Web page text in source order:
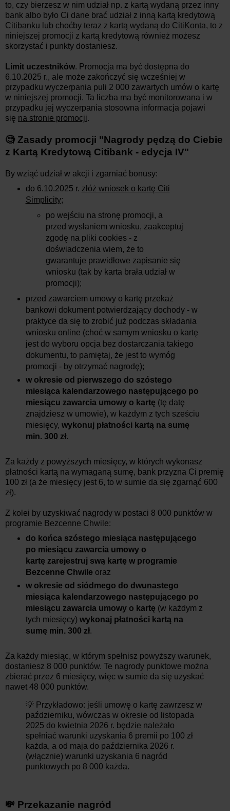
to, czy bierzesz w nim udział np. z kartą wydaną przez inny
bank albo było Ci dane brać udział z inną kartą kredytową
Citibanku lub choćby teraz z kartą wydaną do CitiKonta, to z
niniejszej promocji z kartą kredytową również możesz
skorzystać i punkty dostaniesz.
Limit uczestników. Promocja ma być dostępna do
6.10.2025 r., ale może zakończyć się wcześniej w
przypadku wyczerpania puli 2 000 zawartych umów o kartę
w niniejszej promocji. Ta liczba ma być monitorowana i w
przypadku jej wyczerpania stosowna informacja pojawi
się na stronie promocji.
🧐 Zasady promocji "Nagrody pędzą do Ciebie
z Kartą Kredytową Citibank - edycja IV"
By wziąć udział w akcji i zgarniać bonusy:
do 6.10.2025 r. złóż wniosek o kartę Citi
Simplicity;
po wejściu na stronę promocji, a
przed wysłaniem wniosku, zaakceptuj
zgodę na pliki cookies - z
doświadczenia wiem, że to
gwarantuje prawidłowe zapisanie się
wniosku (tak by karta brała udział w
promocji);
przed zawarciem umowy o kartę przekaż
bankowi dokument potwierdzający dochody - w
praktyce da się to zrobić już podczas składania
wniosku online (choć w samym wniosku o kartę
jest do wyboru opcja bez dostarczania takiego
dokumentu, to pamiętaj, że jest to wymóg
promocji - by otrzymać nagrodę);
w okresie od pierwszego do szóstego
miesiąca kalendarzowego następującego po
miesiącu zawarcia umowy o kartę (tę datę
znajdziesz w umowie), w każdym z tych sześciu
miesięcy, wykonuj płatności kartą na sumę
min. 300 zł.
Za każdy z powyższych miesięcy, w których wykonasz
płatności kartą na wymaganą sumę, bank przyzna Ci premię
100 zł (a że miesięcy jest 6, to w sumie da się zgarnąć 600
zł).
Z kolei by uzyskiwać nagrody w postaci 8 000 punktów w
programie Bezcenne Chwile:
do końca szóstego miesiąca następującego
po miesiącu zawarcia umowy o
kartę zarejestruj swą kartę w programie
Bezcenne Chwile oraz
w okresie od siódmego do dwunastego
miesiąca kalendarzowego następującego po
miesiącu zawarcia umowy o kartę (w każdym z
tych miesięcy) wykonaj płatności kartą na
sumę min. 300 zł.
Za każdy miesiąc, w którym spełnisz powyższy warunek,
dostaniesz 8 000 punktów. Te nagrody punktowe można
zbierać przez 6 miesięcy, więc w sumie da się uzyskać
nawet 48 000 punktów.
💡 Przykładowo: jeśli umowę o kartę zawrzesz w
październiku, wówczas w okresie od listopada
2025 do kwietnia 2026 r. będzie należało
spełniać warunki uzyskania 6 premii po 100 zł
każda, a od maja do października 2026 r.
(włącznie) warunki uzyskania 6 nagród
punktowych po 8 000 każda.
💸 Przekazanie nagród